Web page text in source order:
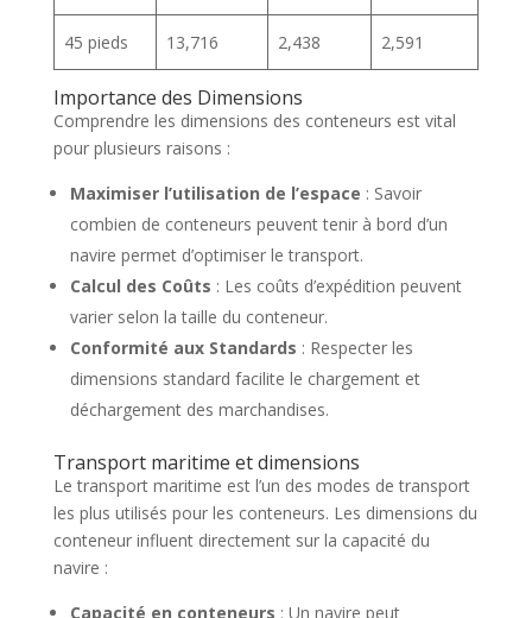
45 pieds 13,716 2,438 2,591
Importance des Dimensions
Comprendre les dimensions des conteneurs est vital
pour plusieurs raisons :
Maximiser l’utilisation de l’espace : Savoir
combien de conteneurs peuvent tenir à bord d’un
navire permet d’optimiser le transport.
Calcul des Coûts : Les coûts d’expédition peuvent
varier selon la taille du conteneur.
Conformité aux Standards : Respecter les
dimensions standard facilite le chargement et
déchargement des marchandises.
Transport maritime et dimensions
Le transport maritime est l’un des modes de transport
les plus utilisés pour les conteneurs. Les dimensions du
conteneur influent directement sur la capacité du
navire :
Capacité en conteneurs : Un navire peut